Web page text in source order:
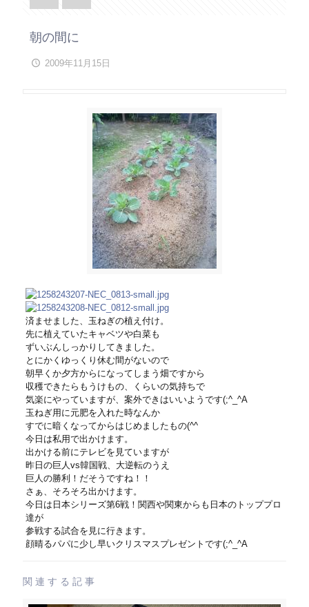
朝の間に
2009年11月15日
済ませました、玉ねぎの植え付け。
先に植えていたキャベツや白菜も
ずいぶんしっかりしてきました。
とにかくゆっくり休む間がないので
朝早くか夕方からになってしまう畑ですから
収穫できたらもうけもの、くらいの気持ちで
気楽にやっていますが、案外できはいいようです(;^_^A
玉ねぎ用に元肥を入れた時なんか
すでに暗くなってからはじめましたもの(^^ゞ
今日は私用で出かけます。
出かける前にテレビを見ていますが
昨日の巨人vs韓国戦、大逆転のうえ
巨人の勝利！だそうですね！！
さぁ、そろそろ出かけます。
今日は日本シリーズ第6戦！関西や関東からも日本のトッププロ
達が
参戦する試合を見に行きます。
顔晴るパパに少し早いクリスマスプレゼントです(;^_^A
関連する記事